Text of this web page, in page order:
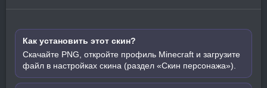
Как установить этот скин?
Скачайте PNG, откройте профиль Minecraft и загрузите
файл в настройках скина (раздел «Скин персонажа»).